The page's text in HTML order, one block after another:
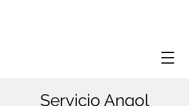
Servicio Angol